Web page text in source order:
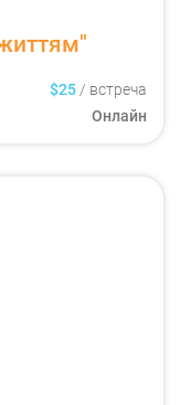
$25 / встреча
Онлайн